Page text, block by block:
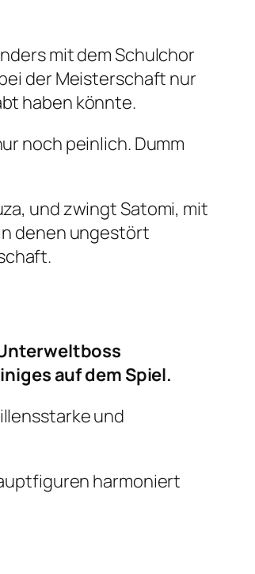
mit dem Schulchor
der Meisterschaft nur
haben könnte.
noch peinlich. Dumm
und zwingt Satomi, mit
denen ungestört
auf dem Spiel.
und
harmoniert